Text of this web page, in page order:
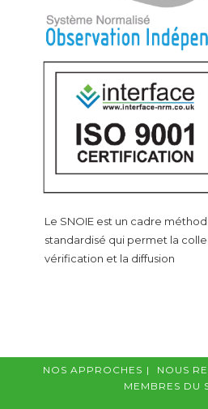
Le SNOIE est un cadre
standardisé qui permet la
vérification et la diffusion
NOS APPROCHES NOUS
MEMBRES DU